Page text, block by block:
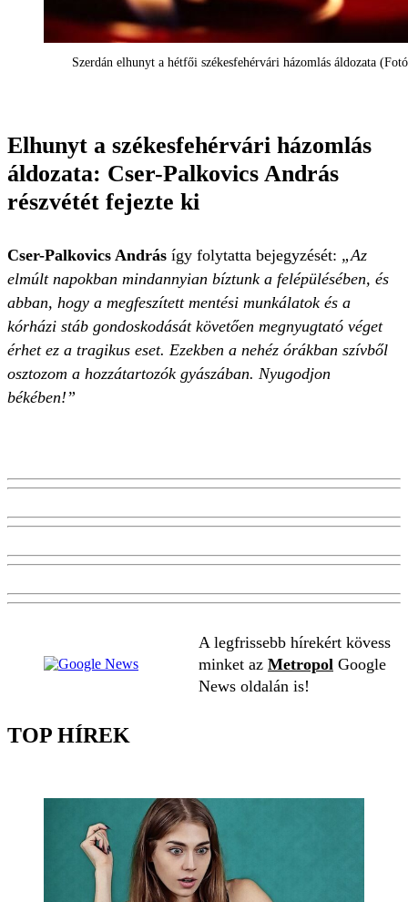
Szerdán elhunyt a hétfői székesfehérvári házomlás áldozata
Elhunyt a székesfehérvári házomlás
áldozata: Cser-Palkovics András
részvétét fejezte ki
Cser-Palkovics András így folytatta bejegyzését: „Az
elmúlt napokban mindannyian bíztunk a felépülésében, és
abban, hogy a megfeszített mentési munkálatok és a
kórházi stáb gondoskodását követően megnyugtató véget
érhet ez a tragikus eset. Ezekben a nehéz órákban szívből
osztozom a hozzátartozók gyászában. Nyugodjon
békében!”
A legfrissebb hírekért kövess
minket az Metropol Google
News oldalán is!
TOP HÍREK